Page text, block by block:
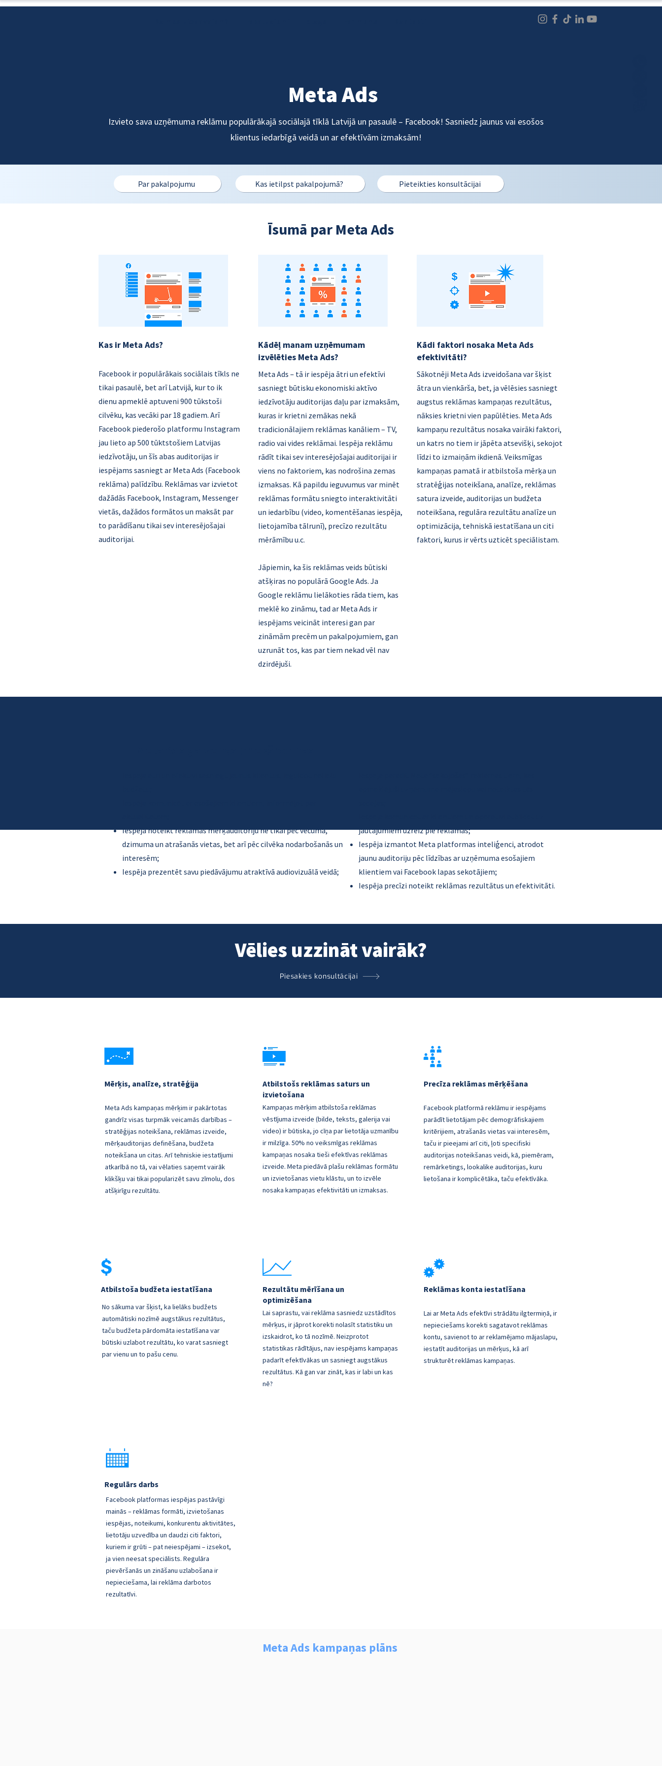
Meta Ads
Izvieto sava uzņēmuma reklāmu populārākajā sociālajā tīklā Latvijā un pasaulē – Facebook! Sasniedz jaunus vai esošos
klientus iedarbīgā veidā un ar efektīvām izmaksām!
Par pakalpojumu Kas ietilpst pakalpojumā? Pieteikties konsultācijai
Īsumā par Meta Ads
Kas ir Meta Ads?
Facebook ir populārākais sociālais tīkls ne
tikai pasaulē, bet arī Latvijā, kur to ik
dienu apmeklē aptuveni 900 tūkstoši
cilvēku, kas vecāki par 18 gadiem. Arī
Facebook piederošo platformu Instagram
jau lieto ap 500 tūktstošiem Latvijas
iedzīvotāju, un šīs abas auditorijas ir
iespējams sasniegt ar Meta Ads (Facebook
reklāma) palīdzību. Reklāmas var izvietot
dažādās Facebook, Instagram, Messenger
vietās, dažādos formātos un maksāt par
to parādīšanu tikai sev interesējošajai
auditorijai.
Kādēļ manam uzņēmumam
izvēlēties Meta Ads?
Meta Ads – tā ir iespēja ātri un efektīvi
sasniegt būtisku ekonomiski aktīvo
iedzīvotāju auditorijas daļu par izmaksām,
kuras ir krietni zemākas nekā
tradicionālajiem reklāmas kanāliem – TV,
radio vai vides reklāmai. Iespēja reklāmu
rādīt tikai sev interesējošajai auditorijai ir
viens no faktoriem, kas nodrošina zemas
izmaksas. Kā papildu ieguvumus var minēt
reklāmas formātu sniegto interaktivitāti
un iedarbību (video, komentēšanas iespēja,
lietojamība tālrunī), precīzo rezultātu
mērāmību u.c.
Jāpiemin, ka šis reklāmas veids būtiski
atšķiras no populārā Google Ads. Ja
Google reklāmu lielākoties rāda tiem, kas
meklē ko zināmu, tad ar Meta Ads ir
iespējams veicināt interesi gan par
zināmām precēm un pakalpojumiem, gan
uzrunāt tos, kas par tiem nekad vēl nav
dzirdējuši.
Kādi faktori nosaka Meta Ads
efektivitāti?
Sākotnēji Meta Ads izveidošana var šķist
ātra un vienkārša, bet, ja vēlēsies sasniegt
augstus reklāmas kampaņas rezultātus,
nāksies krietni vien papūlēties. Meta Ads
kampaņu rezultātus nosaka vairāki faktori,
un katrs no tiem ir jāpēta atsevišķi, sekojot
līdzi to izmaiņām ikdienā. Veiksmīgas
kampaņas pamatā ir atbilstoša mērķa un
stratēģijas noteikšana, analīze, reklāmas
satura izveide, auditorijas un budžeta
noteikšana, regulāra rezultātu analīze un
optimizācija, tehniskā iestatīšana un citi
faktori, kurus ir vērts uzticēt speciālistam.
Iespēja noteikt reklāmas mērķauditoriju ne tikai pēc vecuma,
dzimuma un atrašanās vietas, bet arī pēc cilvēka nodarbošanās un
interesēm;
Iespēja prezentēt savu piedāvājumu atraktīvā audiovizuālā veidā;
jautājumiem uzreiz pie reklāmas;
Iespēja izmantot Meta platformas inteliģenci, atrodot
jaunu auditoriju pēc līdzības ar uzņēmuma esošajiem
klientiem vai Facebook lapas sekotājiem;
Iespēja precīzi noteikt reklāmas rezultātus un efektivitāti.
Vēlies uzzināt vairāk?
Piesakies konsultācijai
Mērķis, analīze, stratēģija
Meta Ads kampaņas mērķim ir pakārtotas
gandrīz visas turpmāk veicamās darbības –
stratēģijas noteikšana, reklāmas izveide,
mērķauditorijas definēšana, budžeta
noteikšana un citas. Arī tehniskie iestatījumi
atkarībā no tā, vai vēlaties saņemt vairāk
klikšķu vai tikai popularizēt savu zīmolu, dos
atšķirīgu rezultātu.
Atbilstošs reklāmas saturs un
izvietošana
Kampaņas mērķim atbilstoša reklāmas
vēstījuma izveide (bilde, teksts, galerija vai
video) ir būtiska, jo cīņa par lietotāja uzmanību
ir milzīga. 50% no veiksmīgas reklāmas
kampaņas nosaka tieši efektīvas reklāmas
izveide. Meta piedāvā plašu reklāmas formātu
un izvietošanas vietu klāstu, un to izvēle
nosaka kampaņas efektivitāti un izmaksas.
Precīza reklāmas mērķēšana
Facebook platformā reklāmu ir iespējams
parādīt lietotājam pēc demogrāfiskajiem
kritērijiem, atrašanās vietas vai interesēm,
taču ir pieejami arī citi, ļoti specifiski
auditorijas noteikšanas veidi, kā, piemēram,
remārketings, lookalike auditorijas, kuru
lietošana ir komplicētāka, taču efektīvāka.
Atbilstoša budžeta iestatīšana
No sākuma var šķist, ka lielāks budžets
automātiski nozīmē augstākus rezultātus,
taču budžeta pārdomāta iestatīšana var
būtiski uzlabot rezultātu, ko varat sasniegt
par vienu un to pašu cenu.
Rezultātu mērīšana un
optimizēšana
Lai saprastu, vai reklāma sasniedz uzstādītos
mērķus, ir jāprot korekti nolasīt statistiku un
izskaidrot, ko tā nozīmē. Neizprotot
statistikas rādītājus, nav iespējams kampaņas
padarīt efektīvākas un sasniegt augstākus
rezultātus. Kā gan var zināt, kas ir labi un kas
nē?
Reklāmas konta iestatīšana
Lai ar Meta Ads efektīvi strādātu ilgtermiņā, ir
nepieciešams korekti sagatavot reklāmas
kontu, savienot to ar reklamējamo mājaslapu,
iestatīt auditorijas un mērķus, kā arī
strukturēt reklāmas kampaņas.
Regulārs darbs
Facebook platformas iespējas pastāvīgi
mainās – reklāmas formāti, izvietošanas
iespējas, noteikumi, konkurentu aktivitātes,
lietotāju uzvedība un daudzi citi faktori,
kuriem ir grūti – pat neiespējami – izsekot,
ja vien neesat speciālists. Regulāra
pievēršanās un zināšanu uzlabošana ir
nepieciešama, lai reklāma darbotos
rezultatīvi.
Meta Ads kampaņas plāns